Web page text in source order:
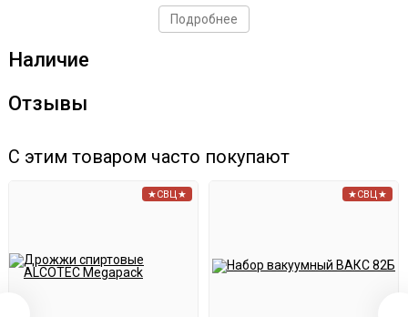
Кстати, лайфхак: для ещё более быстрого приготовления
настойки используйте
Подробнее
Наличие
Отзывы
С этим товаром часто покупают
★СВЦ★ ★СВЦ★